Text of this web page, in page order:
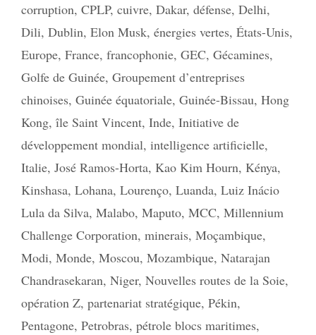
corruption, CPLP, cuivre, Dakar, défense, Delhi,
Dili, Dublin, Elon Musk, énergies vertes, États-Unis,
Europe, France, francophonie, GEC, Gécamines,
Golfe de Guinée, Groupement d’entreprises
chinoises, Guinée équatoriale, Guinée-Bissau, Hong
Kong, île Saint Vincent, Inde, Initiative de
développement mondial, intelligence artificielle,
Italie, José Ramos-Horta, Kao Kim Hourn, Kénya,
Kinshasa, Lohana, Lourenço, Luanda, Luiz Inácio
Lula da Silva, Malabo, Maputo, MCC, Millennium
Challenge Corporation, minerais, Moçambique,
Modi, Monde, Moscou, Mozambique, Natarajan
Chandrasekaran, Niger, Nouvelles routes de la Soie,
opération Z, partenariat stratégique, Pékin,
Pentagone, Petrobras, pétrole blocs maritimes,